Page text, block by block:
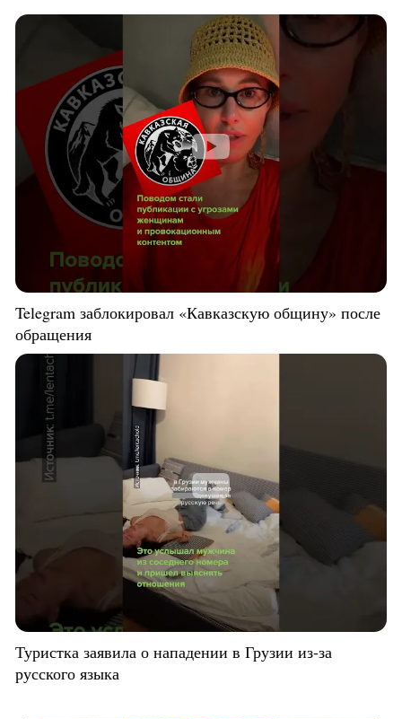
Telegram заблокировал «Кавказскую общину» после
обращения
Туристка заявила о нападении в Грузии из-за
русского языка